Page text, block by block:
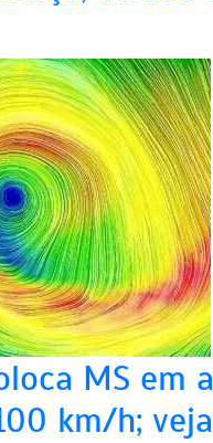
MS
km/h;